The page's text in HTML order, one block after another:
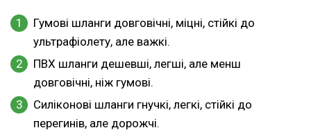
Гумові шланги довговічні, міцні, стійкі до
ультрафіолету, але важкі.
ПВХ шланги дешевші, легші, але менш
довговічні, ніж гумові.
Силіконові шланги гнучкі, легкі, стійкі до
перегинів, але дорожчі.